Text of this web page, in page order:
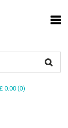
0.00(0)